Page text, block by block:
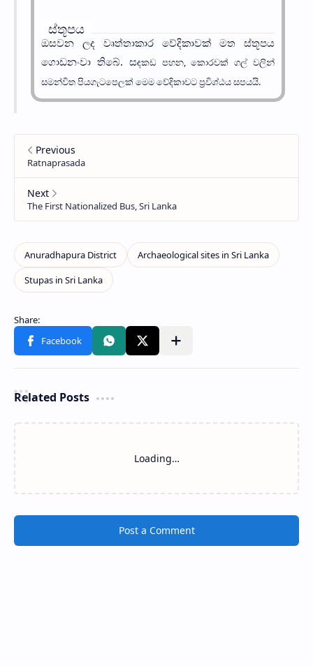
ස්තූපය
ඔසවන ලද වෘත්තාකාර වේදිකාවක් මත ස්තූපය
ගොඩනංවා තිබේ. සඳකඩ පහන, කොරවක් ගල් වලින්
සමන්විත පියගැටපෙලක් මෙම වේදිකාවට ප්‍රවිශ්ඨය සපයයි.
Related Posts
Loading…
Post a Comment